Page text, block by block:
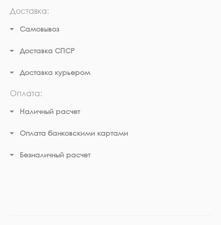
Доставка:
Самовывоз
Доставка СПСР
Доставка курьером
Оплата:
Наличный расчет
Оплата банковскими картами
Безналичный расчет